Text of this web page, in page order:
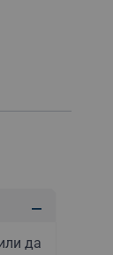
да